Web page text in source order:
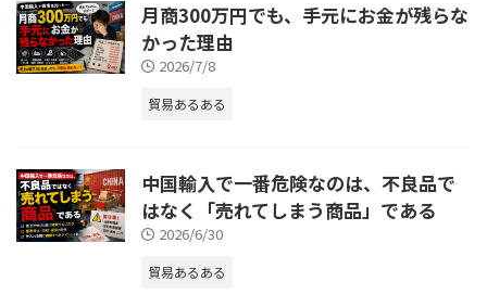
月商300万円でも、手元にお金が残らな
かった理由
2026/7/8
貿易あるある
中国輸入で一番危険なのは、不良品で
はなく「売れてしまう商品」である
2026/6/30
貿易あるある